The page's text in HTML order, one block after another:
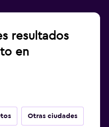
resultados
en
Otras ciudades